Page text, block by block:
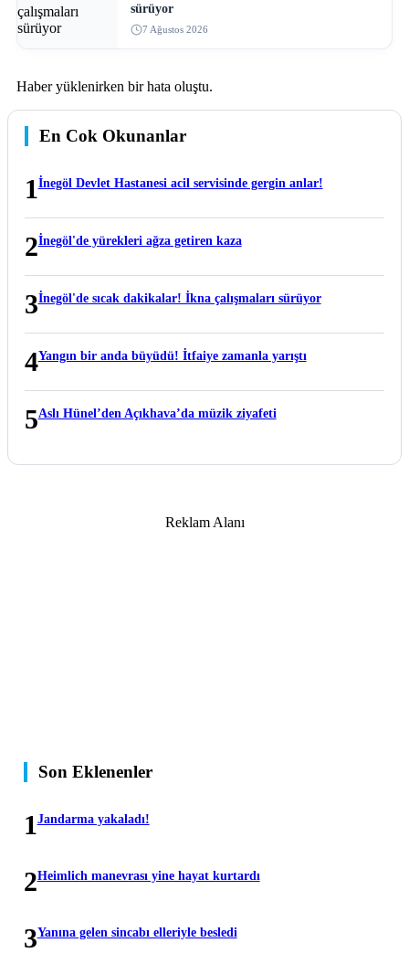
sürüyor
7 Ağustos 2026
Haber yüklenirken bir hata oluştu.
En Cok Okunanlar
1İnegöl Devlet Hastanesi acil servisinde gergin anlar!
2İnegöl'de yürekleri ağza getiren kaza
3İnegöl'de sıcak dakikalar! İkna çalışmaları sürüyor
4Yangın bir anda büyüdü! İtfaiye zamanla yarıştı
5Aslı Hünel’den Açıkhava’da müzik ziyafeti
Reklam Alanı
Son Eklenenler
1Jandarma yakaladı!
2Heimlich manevrası yine hayat kurtardı
3Yanına gelen sincabı elleriyle besledi